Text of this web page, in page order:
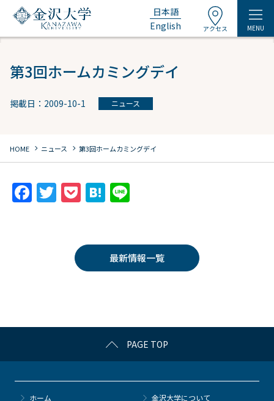
日本語
English
アクセス MENU
第3回ホームカミングデイ
掲載日：2009-10-1 ニュース
HOME chevron_right ニュース chevron_right 第3回ホームカミングデイ
F
k
T
er
P
k
et
H
n
a
最新情報一覧
PAGE TOP
ホーム 金沢大学について